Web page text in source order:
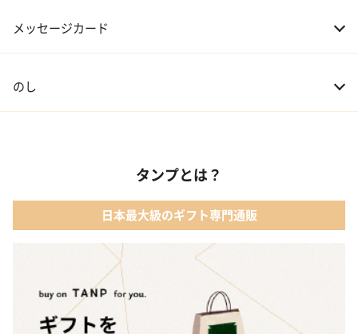
メッセージカード
のし
タンプとは？
日本最大級のギフト専門通販